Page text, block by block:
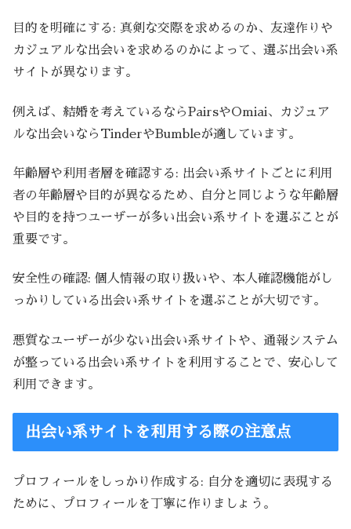
目的を明確にする: 真剣な交際を求めるのか、友達作りや
カジュアルな出会いを求めるのかによって、選ぶ出会い系
サイトが異なります。
例えば、結婚を考えているならPairsやOmiai、カジュア
ルな出会いならTinderやBumbleが適しています。
年齢層や利用者層を確認する: 出会い系サイトごとに利用
者の年齢層や目的が異なるため、自分と同じような年齢層
や目的を持つユーザーが多い出会い系サイトを選ぶことが
重要です。
安全性の確認: 個人情報の取り扱いや、本人確認機能がし
っかりしている出会い系サイトを選ぶことが大切です。
悪質なユーザーが少ない出会い系サイトや、通報システム
が整っている出会い系サイトを利用することで、安心して
利用できます。
出会い系サイトを利用する際の注意点
プロフィールをしっかり作成する: 自分を適切に表現する
ために、プロフィールを丁寧に作りましょう。